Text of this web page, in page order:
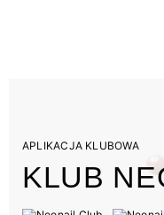
APLIKACJA KLUBOWA
KLUB